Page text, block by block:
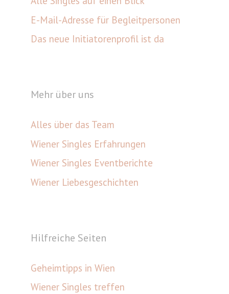
E-Mail-Adresse für Begleitpersonen
Das neue Initiatorenprofil ist da
Mehr über uns
Alles über das Team
Wiener Singles Erfahrungen
Wiener Singles Eventberichte
Wiener Liebesgeschichten
Hilfreiche Seiten
Geheimtipps in Wien
Wiener Singles treffen